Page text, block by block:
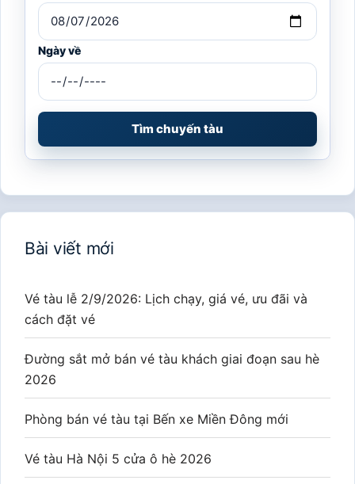
Ngày về
Tìm chuyến tàu
Bài viết mới
Vé tàu lễ 2/9/2026: Lịch chạy, giá vé, ưu đãi và
cách đặt vé
Đường sắt mở bán vé tàu khách giai đoạn sau hè
2026
Phòng bán vé tàu tại Bến xe Miền Đông mới
Vé tàu Hà Nội 5 cửa ô hè 2026